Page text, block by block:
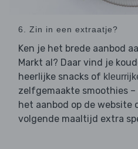
6. Zin in een extraatje?
Ken je het brede aanbod
Markt al? Daar vind je
heerlijke snacks of
zelfgemaakte smoothies –
het aanbod op de website
volgende maaltijd extra